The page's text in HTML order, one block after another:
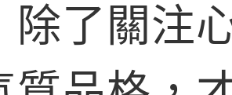
除了關注